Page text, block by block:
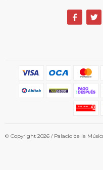
 
© Copyright 2026 / Palacio de la